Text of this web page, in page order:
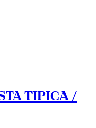
TIPICA /